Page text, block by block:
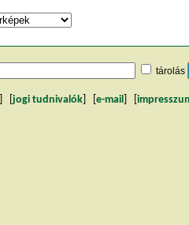
tárolás
jogi tudnivalók e-mail